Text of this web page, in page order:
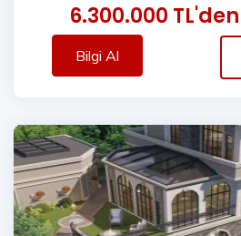
6.300.000
Bilgi Al